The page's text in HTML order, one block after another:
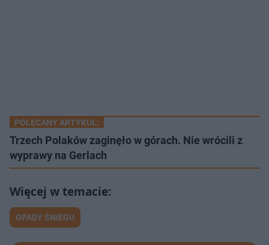
POLECANY ARTYKUŁ:
Trzech Polaków zaginęło w górach. Nie wrócili z
wyprawy na Gerlach
OPADY ŚNIEGU